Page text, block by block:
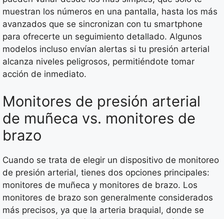
muestran los números en una pantalla, hasta los más
avanzados que se sincronizan con tu smartphone
para ofrecerte un seguimiento detallado. Algunos
modelos incluso envían alertas si tu presión arterial
alcanza niveles peligrosos, permitiéndote tomar
acción de inmediato.
Monitores de presión arterial
de muñeca vs. monitores de
brazo
Cuando se trata de elegir un dispositivo de monitoreo
de presión arterial, tienes dos opciones principales:
monitores de muñeca y monitores de brazo. Los
monitores de brazo son generalmente considerados
más precisos, ya que la arteria braquial, donde se